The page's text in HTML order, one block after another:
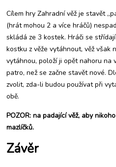
Cílem hry Zahradní věž je stavět
(hrát mohou 2 a více hráčů)
skládá ze 3 kostek. Hráči se
kostku z věže vytáhnout, věž však
vytáhnou, položí ji opět nahoru na
patro, než se začne stavět nové.
zvolit, zda-li budou používat při
obě.
POZOR: na padající věž, aby
mazlíčků.
Závěr